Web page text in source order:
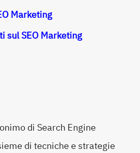
Marketing
sul SEO Marketing
di Search Engine
di tecniche e strategie